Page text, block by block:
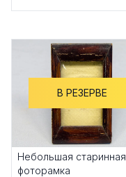
В РЕЗЕРВЕ
Небольшая старинная
фоторамка